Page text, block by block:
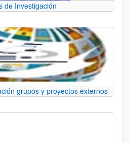
de Investigación
grupos y proyectos externos